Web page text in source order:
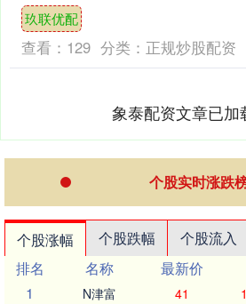
大”电话，展现出一位时尚、不羁的青年
形象。身旁的24岁林....
玖联优配
查看： 129 分类： 正规炒股配资
象泰配资文章已加
个股实时涨跌
个股涨幅 个股跌幅 个股流入
排名
名称 最新价
1
N津富 41